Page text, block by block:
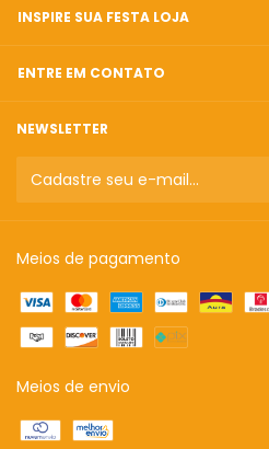
INSPIRE SUA FESTA LOJA
ENTRE EM CONTATO
NEWSLETTER
Meios de pagamento
Meios de envio